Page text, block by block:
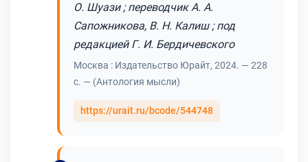
О. Шуази ; переводчик А. А.
Сапожникова, В. Н. Калиш ; под
редакцией Г. И. Бердичевского
Москва : Издательство Юрайт, 2024. — 228
с. — (Антология мысли)
https://urait.ru/bcode/544748